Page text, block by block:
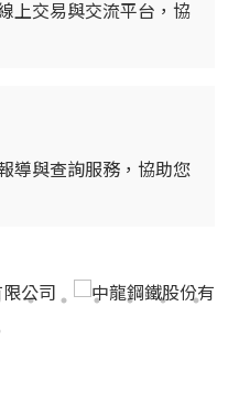
上交易與交流平台，協
導與查詢服務，協助您